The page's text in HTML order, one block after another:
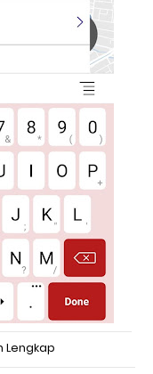
Lengkap